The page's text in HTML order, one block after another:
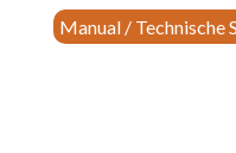
Manual / Technische